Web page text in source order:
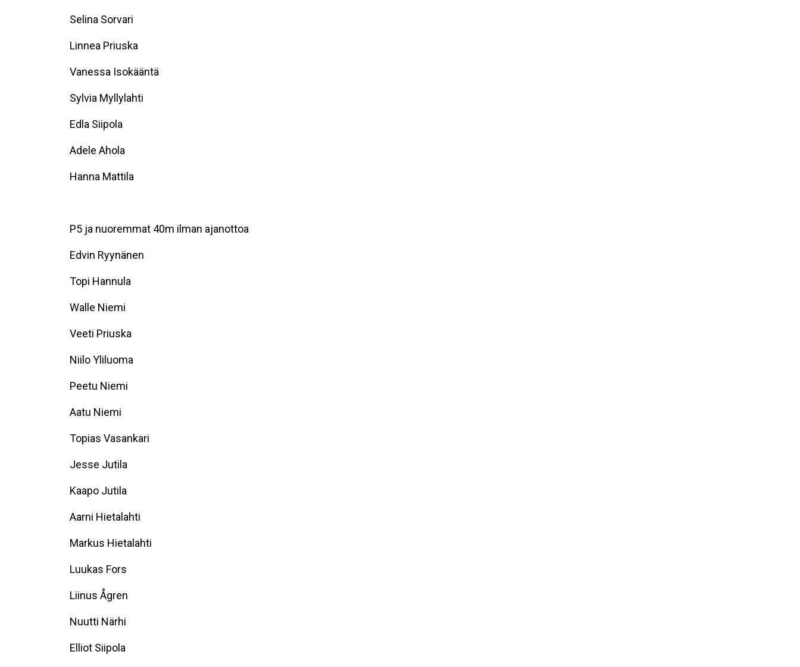
Selina Sorvari
Linnea Priuska
Vanessa Isokääntä
Sylvia Myllylahti
Edla Siipola
Adele Ahola
Hanna Mattila
P5 ja nuoremmat 40m ilman ajanottoa
Edvin Ryynänen
Topi Hannula
Walle Niemi
Veeti Priuska
Niilo Yliluoma
Peetu Niemi
Aatu Niemi
Topias Vasankari
Jesse Jutila
Kaapo Jutila
Aarni Hietalahti
Markus Hietalahti
Luukas Fors
Liinus Ågren
Nuutti Närhi
Elliot Siipola